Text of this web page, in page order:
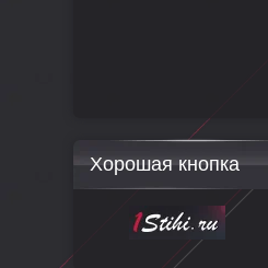
Хорошая кнопка